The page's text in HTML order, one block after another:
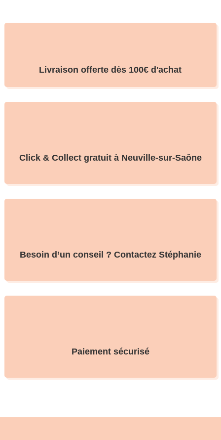
Livraison offerte dès 100€ d'achat
Click & Collect gratuit à Neuville-sur-Saône
Besoin d’un conseil ? Contactez Stéphanie
Paiement sécurisé